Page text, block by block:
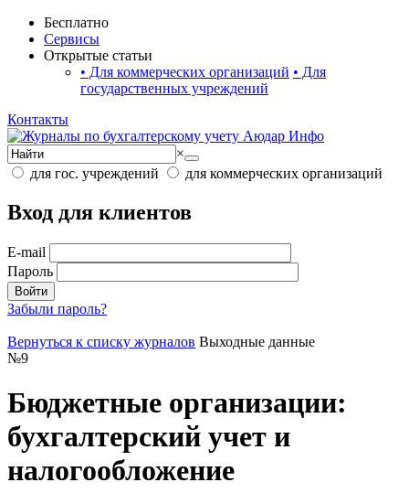
Бесплатно
Сервисы
Открытые статьи
• Для коммерческих организаций • Для
государственных учреждений
Контакты
×
для гос. учреждений
для коммерческих организаций
Вход для клиентов
E-mail
Пароль
Войти
Забыли пароль?
Вернуться к списку журналов Выходные данные
№9
Бюджетные организации:
бухгалтерский учет и
налогообложение